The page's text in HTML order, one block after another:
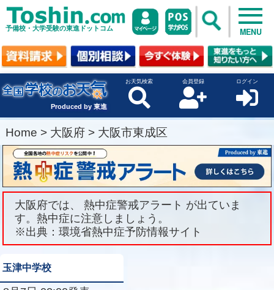
予備校・大学受験の東進ドットコム MENU
Produced by 東進
お天気検索 会員登録 ログイン
Home > 大阪府 > 大阪市東成区
大阪府では、 熱中症警戒アラート が出ていま
す。熱中症に注意しましょう。
※出典：環境省熱中症予防情報サイト
玉津中学校